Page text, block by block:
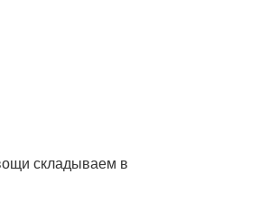
складываем в